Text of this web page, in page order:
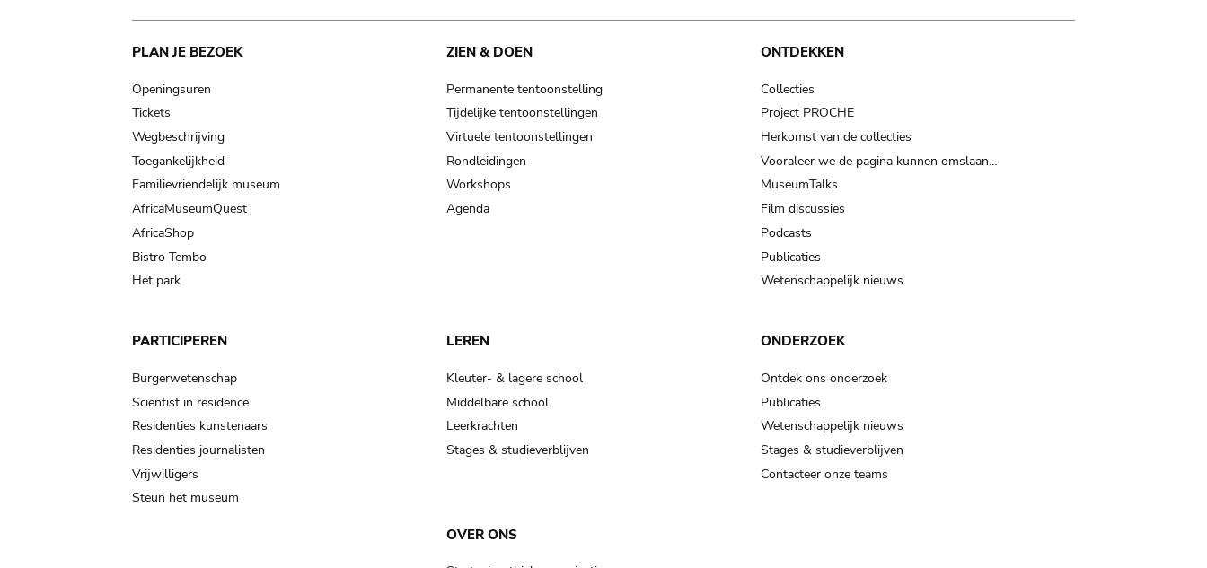
Main
navigation
PLAN JE BEZOEK
Openingsuren
Tickets
Wegbeschrijving
Toegankelijkheid
Familievriendelijk museum
AfricaMuseumQuest
AfricaShop
Bistro Tembo
Het park
ZIEN & DOEN
Permanente tentoonstelling
Tijdelijke tentoonstellingen
Virtuele tentoonstellingen
Rondleidingen
Workshops
Agenda
ONTDEKKEN
Collecties
Project PROCHE
Herkomst van de collecties
Vooraleer we de pagina kunnen omslaan…
MuseumTalks
Film discussies
Podcasts
Publicaties
Wetenschappelijk nieuws
PARTICIPEREN
Burgerwetenschap
Scientist in residence
Residenties kunstenaars
Residenties journalisten
Vrijwilligers
Steun het museum
LEREN
Kleuter- & lagere school
Middelbare school
Leerkrachten
Stages & studieverblijven
ONDERZOEK
Ontdek ons onderzoek
Publicaties
Wetenschappelijk nieuws
Stages & studieverblijven
Contacteer onze teams
OVER ONS